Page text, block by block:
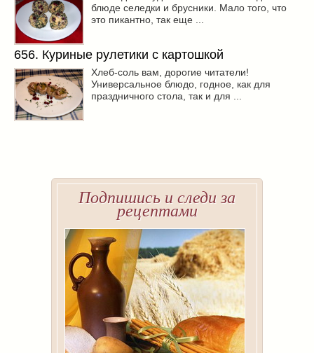
блюде селедки и брусники. Мало того, что
это пикантно, так еще ...
656. Куриные рулетики с картошкой
Хлеб-соль вам, дорогие читатели!
Универсальное блюдо, годное, как для
праздничного стола, так и для ...
Подпишись и следи за
рецептами